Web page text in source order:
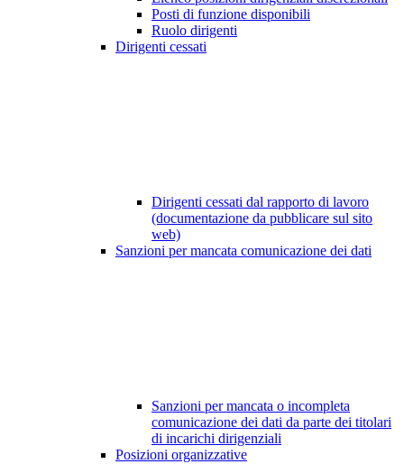
Posti di funzione disponibili
Ruolo dirigenti
Dirigenti cessati
Dirigenti cessati dal rapporto di lavoro
(documentazione da pubblicare sul sito
web)
Sanzioni per mancata comunicazione dei dati
Sanzioni per mancata o incompleta
comunicazione dei dati da parte dei titolari
di incarichi dirigenziali
Posizioni organizzative